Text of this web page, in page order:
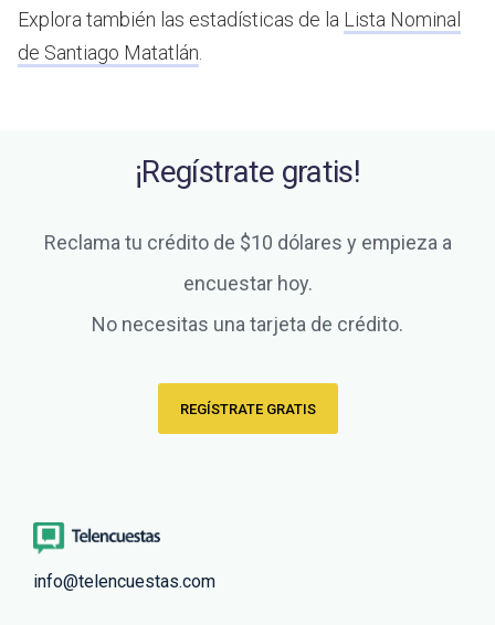
Explora también las estadísticas de la Lista Nominal
de Santiago Matatlán.
¡Regístrate gratis!
Reclama tu crédito de $10 dólares y empieza a
encuestar hoy.
No necesitas una tarjeta de crédito.
REGÍSTRATE GRATIS
info@telencuestas.com